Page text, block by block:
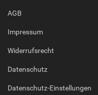
AGB
Impressum
Widerrufsrecht
Datenschutz
Datenschutz-Einstellungen